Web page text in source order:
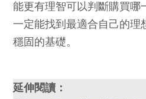
能更有理智可以判斷購買哪
一定能找到最適合自己的理
穩固的基礎。
延伸閱讀：